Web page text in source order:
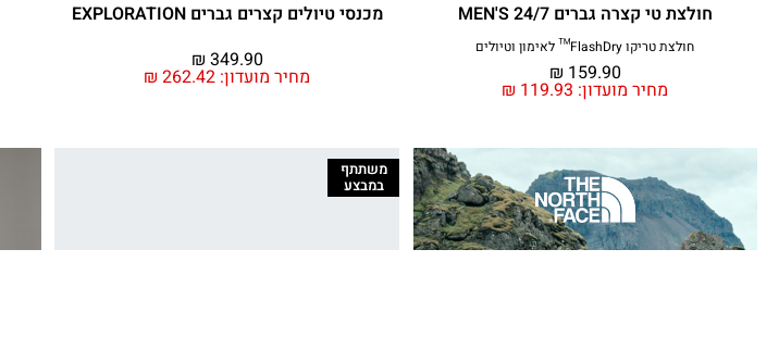
חולצת טי קצרה גברים MEN'S 24/7
חולצת טריקו FlashDry™ לאימון וטיולים
מחיר מועדון: ₪ 119.93
₪ 159.90
מכנסי טיולים קצרים גברים EXPLORATION
מחיר מועדון: ₪ 262.42
₪ 349.90
משתתף
במבצע